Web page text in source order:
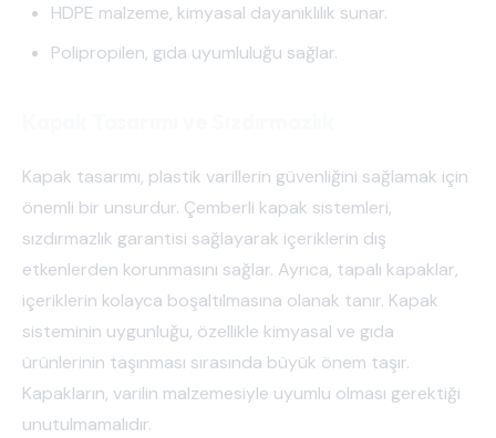
HDPE malzeme, kimyasal dayanıklılık sunar.
Polipropilen, gıda uyumluluğu sağlar.
Kapak tasarımı, plastik varillerin güvenliğini sağlamak için
önemli bir unsurdur. Çemberli kapak sistemleri,
sızdırmazlık garantisi sağlayarak içeriklerin dış
etkenlerden korunmasını sağlar. Ayrıca, tapalı kapaklar,
içeriklerin kolayca boşaltılmasına olanak tanır. Kapak
sisteminin uygunluğu, özellikle kimyasal ve gıda
ürünlerinin taşınması sırasında büyük önem taşır.
Kapakların, varilin malzemesiyle uyumlu olması gerektiği
unutulmamalıdır.